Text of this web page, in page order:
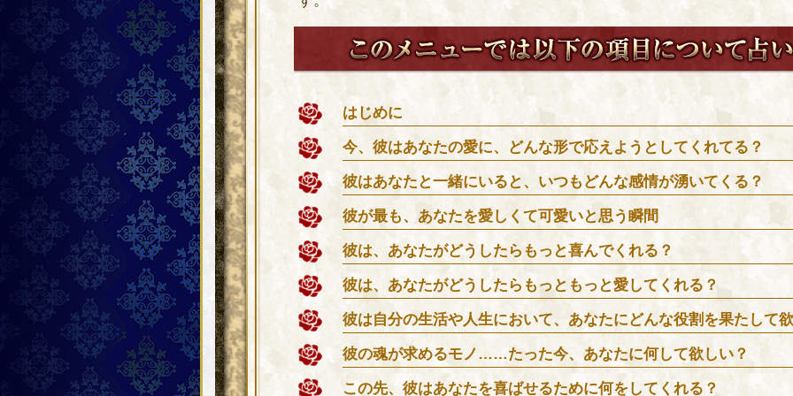
はじめに
今、彼はあなたの愛に、どんな形で応えようとしてくれてる？
彼はあなたと一緒にいると、いつもどんな感情が湧いてくる？
彼が最も、あなたを愛しくて可愛いと思う瞬間
彼は、あなたがどうしたらもっと喜んでくれる？
彼は、あなたがどうしたらもっともっと愛してくれる？
彼は自分の生活や人生において、あなたにどんな役割を果たして
彼の魂が求めるモノ……たった今、あなたに何して欲しい？
この先、彼はあなたを喜ばせるために何をしてくれる？